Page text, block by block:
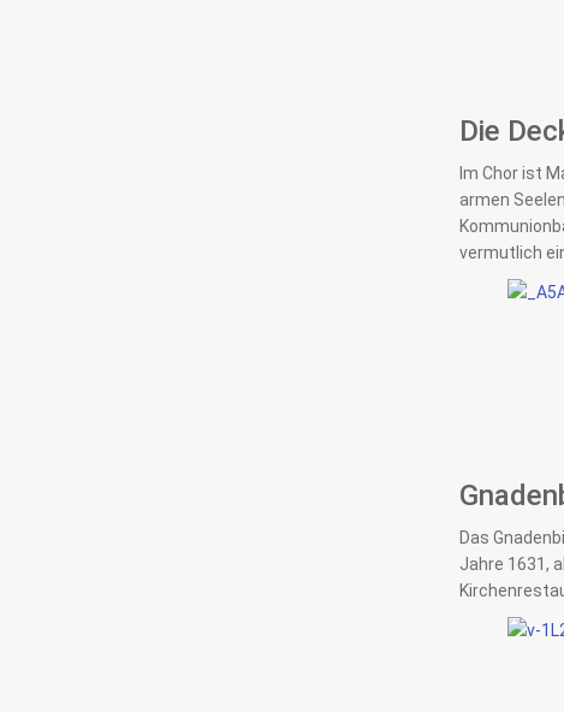
Die
Im Chor ist
armen
vermutlich
Das
Jahre 1631,